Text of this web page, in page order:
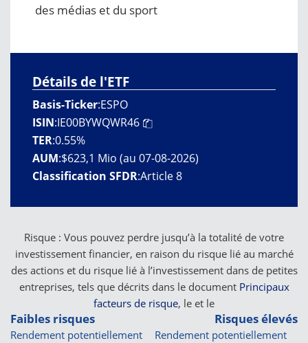
des médias et du sport
Détails de l'ETF
Basis-Ticker:ESPO
ISIN:IE00BYWQWR46
TER:0.55%
AUM:$623,1 Mio (au 07-08-2026)
Classification SFDR:Article 8
Faibles risques
Rendement potentiellement
Risques élevés
Rendement potentiellement
Risque : Vous pouvez perdre jusqu’à la totalité de votre
investissement financier, en raison du risque lié au marché
des actions et du risque lié à l’investissement dans de petites
entreprises, tels que décrits dans le document Principaux
facteurs de risque, le et le